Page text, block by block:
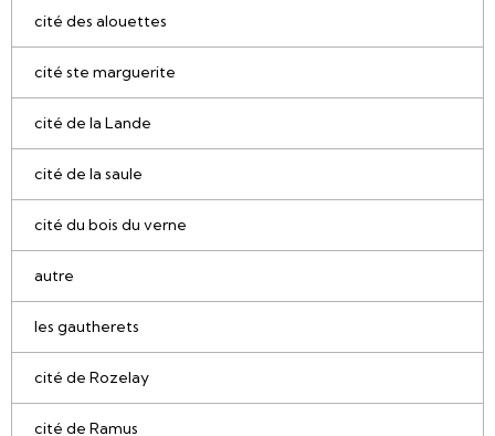
cité des alouettes
cité ste marguerite
cité de la Lande
cité de la saule
cité du bois du verne
autre
les gautherets
cité de Rozelay
cité de Ramus